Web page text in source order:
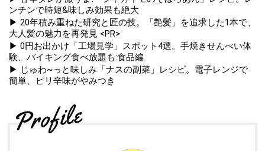
ンチンで時短&味しみ効果も絶大
▶ 20年積み重ねた研究と匠の技。「艶髪」を追求した1本で、
大人髪の魅力を再発見 <PR>
▶ 0円お出かけ「工場見学」スポット4選。手焼きせんべい体
験、バイキング食べ放題も:食品編
▶ じゅわ~っと味しみ「ナスの副菜」レシピ。電子レンジで
簡単、ピリ辛味がやみつき